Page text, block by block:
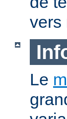
vers
Le